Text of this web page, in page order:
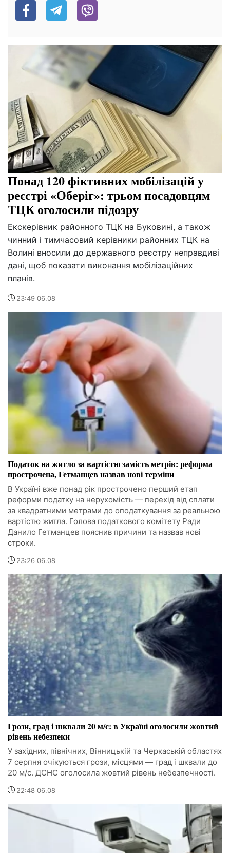
Понад 120 фіктивних мобілізацій у
реєстрі «Оберіг»: трьом посадовцям
ТЦК оголосили підозру
Екскерівник районного ТЦК на Буковині, а також
чинний і тимчасовий керівники районних ТЦК на
Волині вносили до державного реєстру неправдиві
дані, щоб показати виконання мобілізаційних
планів.
23:49 06.08
Податок на житло за вартістю замість метрів: реформа
прострочена, Гетманцев назвав нові терміни
В Україні вже понад рік прострочено перший етап
реформи податку на нерухомість — перехід від сплати
за квадратними метрами до оподаткування за реальною
вартістю житла. Голова податкового комітету Ради
Данило Гетманцев пояснив причини та назвав нові
строки.
23:26 06.08
Грози, град і шквали 20 м/с: в Україні оголосили жовтий
рівень небезпеки
У західних, північних, Вінницькій та Черкаській областях
7 серпня очікуються грози, місцями — град і шквали до
20 м/с. ДСНС оголосила жовтий рівень небезпечності.
22:48 06.08